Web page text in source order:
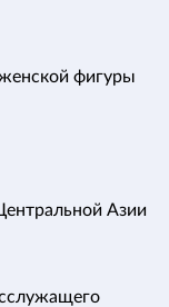
фигуры
Азии